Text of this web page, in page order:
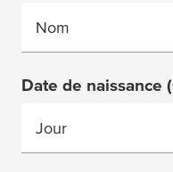
Nom
Date de naissance
Jour